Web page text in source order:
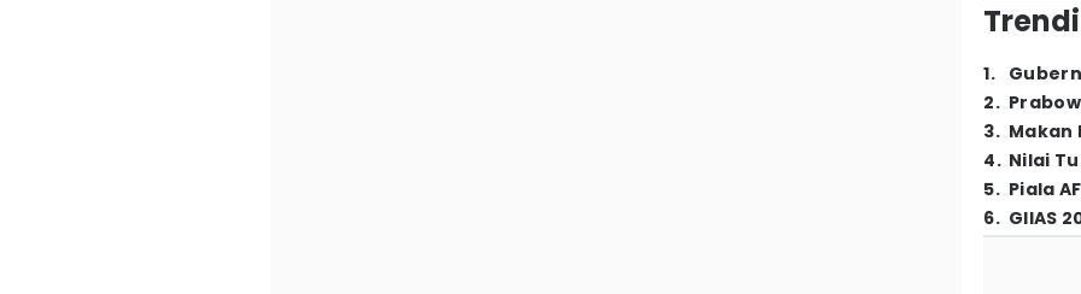
1.
2.
3. Makan
4. Nilai
5. Piala
6. GIIAS